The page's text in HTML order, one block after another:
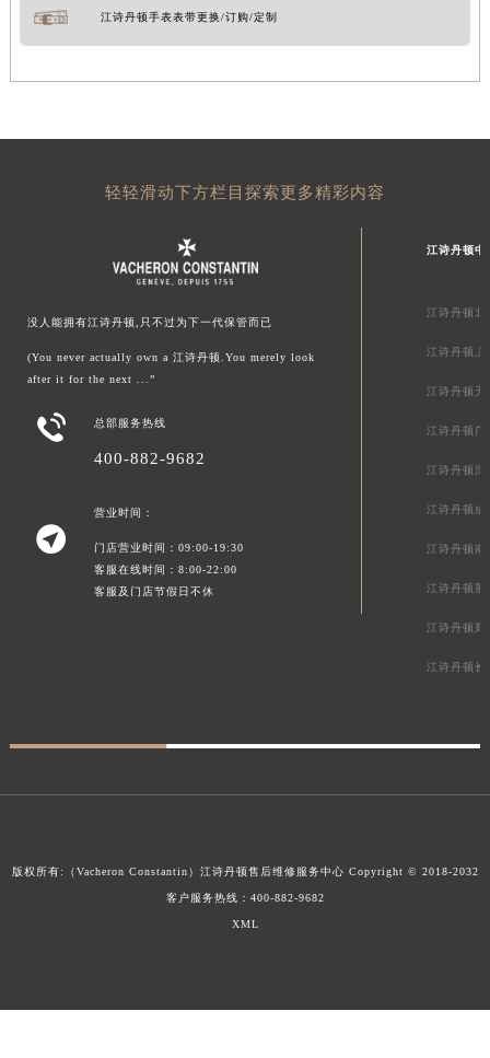
江诗丹顿手表表带更换/订购/定制
轻轻滑动下方栏目探索更多精彩内容
没人能拥有江诗丹顿,只不过为下一代保管而已
(You never actually own a 江诗丹顿.You merely look
after it for the next ...”
 总部服务热线
400-882-9682

营业时间：
门店营业时间：09:00-19:30
客服在线时间：8:00-22:00
客服及门店节假日不休
江诗丹顿中
江诗丹顿北
江诗丹顿上
江诗丹顿天
江诗丹顿广
江诗丹顿深
江诗丹顿成
江诗丹顿南
江诗丹顿重
江诗丹顿郑
江诗丹顿长
版权所有:（Vacheron Constantin） 江诗丹顿售后维修服务中心 Copyright © 2018-2032
客户服务热线： 400-882-9682
XML